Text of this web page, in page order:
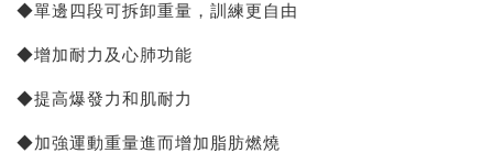
◆單邊四段可拆卸重量，訓練更自由
◆增加耐力及心肺功能
◆提高爆發力和肌耐力
◆加強運動重量進而增加脂肪燃燒